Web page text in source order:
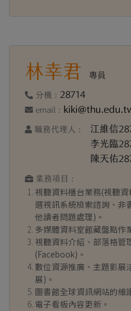
林幸君 專員
分機 : 28714
email :
職務代理人 :
江維信
李光臨
陳天佑
業務項目 :
視聽資料櫃台業務(視聽
選視訊系統檢索諮詢、非
他讀者問題處理)。
多媒體資料室館藏盤點作
視聽資料介紹、部落格管
(Facebook)。
數位資源推廣、主題影展
展)。
圖書館全球資訊網站的維
電子看板內容更新。